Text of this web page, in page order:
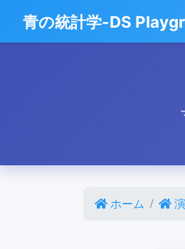
青の統計学-DS
ホーム